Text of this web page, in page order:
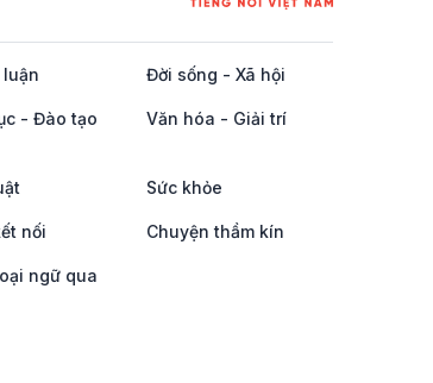
luận Đời sống - Xã hội
- Đào tạo Văn hóa - Giải trí
Sức khỏe
nối Chuyện thầm kín
ngữ qua